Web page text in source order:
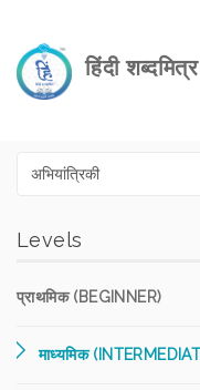
हिंदी शब्दमित्र
Levels
प्राथमिक (BEGINNER)
माध्यमिक